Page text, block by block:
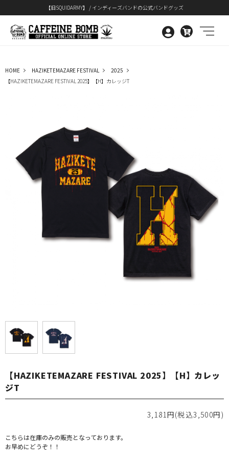
【旧SQUIDARMY】 / インディーズバンドの公式バンドグッズ
0
HOME HAZIKETEMAZARE FESTIVAL
2025
【HAZIKETEMAZARE FESTIVAL 2025】【H】カレッジT
【HAZIKETEMAZARE FESTIVAL 2025】【H】カレッ
ジT
3,181円(税込3,500円)
こちらは在庫のみの販売となっております。
お早めにどうぞ！！